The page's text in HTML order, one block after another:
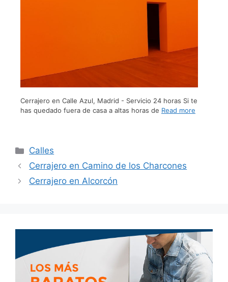
Cerrajero en Calle Azul, Madrid - Servicio 24 horas Si te
has quedado fuera de casa a altas horas de Read more
Calles
Cerrajero en Camino de los Charcones
Cerrajero en Alcorcón